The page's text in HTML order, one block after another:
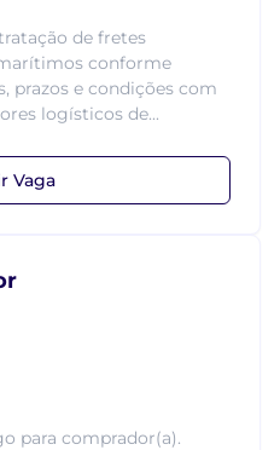
de fretes
conforme
prazos e condições com
logísticos de...
Vaga
para comprador(a).